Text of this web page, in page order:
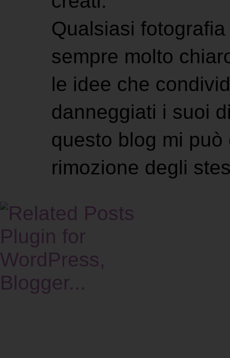
Qualsiasi
sempre molto
le idee che
danneggiati i suoi
questo blog mi
rimozione degli